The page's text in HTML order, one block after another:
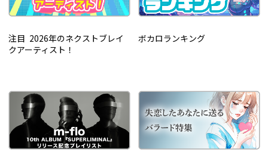
注目 2026年のネクストブレイ
クアーティスト！
ボカロランキング